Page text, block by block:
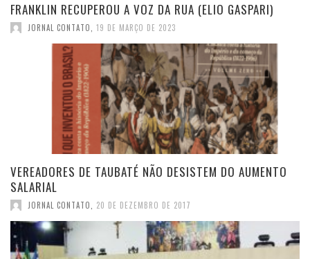
FRANKLIN RECUPEROU A VOZ DA RUA (ELIO GASPARI)
JORNAL CONTATO 19 DE MARÇO DE 2023
VEREADORES DE TAUBATÉ NÃO DESISTEM DO AUMENTO
SALARIAL
JORNAL CONTATO 20 DE DEZEMBRO DE 2017